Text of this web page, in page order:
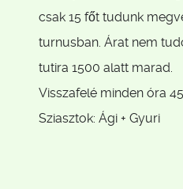
csak 15 főt tudunk
turnusban. Árat nem
tutira 1500 alatt marad.
Visszafelé minden óra
Sziasztok: Ági + Gyuri